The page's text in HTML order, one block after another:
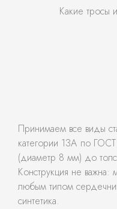
Какие тросы
Принимаем все виды
категории 13А по
(диаметр 8 мм) до
Конструкция не
любым типом
синтетика.